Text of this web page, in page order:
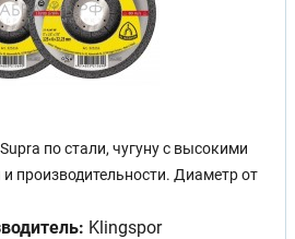
по стали, чугуну с высокими
производительности. Диаметр от
Klingspor